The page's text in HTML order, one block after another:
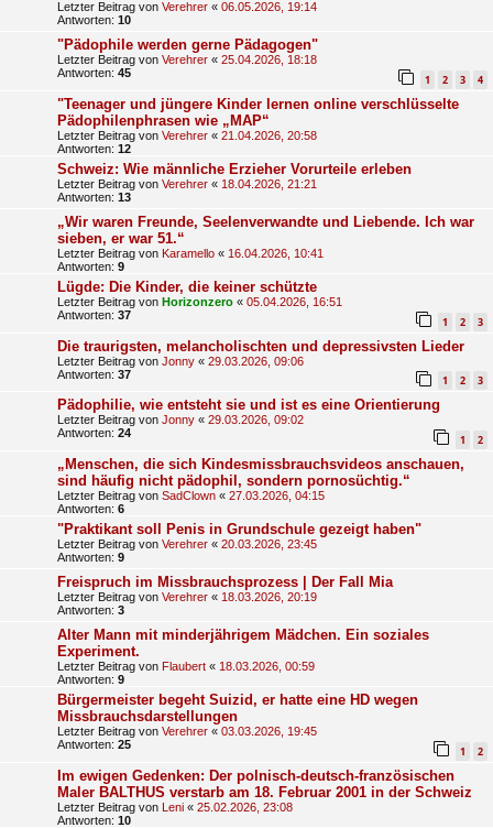
Letzter Beitrag von Verehrer « 06.05.2026, 19:14
Antworten: 10
"Pädophile werden gerne Pädagogen"
Letzter Beitrag von Verehrer « 25.04.2026, 18:18
Antworten: 45 1 2 3 4
"Teenager und jüngere Kinder lernen online verschlüsselte
Pädophilenphrasen wie „MAP“
Letzter Beitrag von Verehrer « 21.04.2026, 20:58
Antworten: 12
Schweiz: Wie männliche Erzieher Vorurteile erleben
Letzter Beitrag von Verehrer « 18.04.2026, 21:21
Antworten: 13
„Wir waren Freunde, Seelenverwandte und Liebende. Ich war
sieben, er war 51.“
Letzter Beitrag von Karamello « 16.04.2026, 10:41
Antworten: 9
Lügde: Die Kinder, die keiner schützte
Letzter Beitrag von Horizonzero « 05.04.2026, 16:51
Antworten: 37 1 2 3
Die traurigsten, melancholischten und depressivsten Lieder
Letzter Beitrag von Jonny « 29.03.2026, 09:06
Antworten: 37 1 2 3
Pädophilie, wie entsteht sie und ist es eine Orientierung
Letzter Beitrag von Jonny « 29.03.2026, 09:02
Antworten: 24 1 2
„Menschen, die sich Kindesmissbrauchsvideos anschauen,
sind häufig nicht pädophil, sondern pornosüchtig.“
Letzter Beitrag von SadClown « 27.03.2026, 04:15
Antworten: 6
"Praktikant soll Penis in Grundschule gezeigt haben"
Letzter Beitrag von Verehrer « 20.03.2026, 23:45
Antworten: 9
Freispruch im Missbrauchsprozess | Der Fall Mia
Letzter Beitrag von Verehrer « 18.03.2026, 20:19
Antworten: 3
Alter Mann mit minderjährigem Mädchen. Ein soziales
Experiment.
Letzter Beitrag von Flaubert « 18.03.2026, 00:59
Antworten: 9
Bürgermeister begeht Suizid, er hatte eine HD wegen
Missbrauchsdarstellungen
Letzter Beitrag von Verehrer « 03.03.2026, 19:45
Antworten: 25 1 2
Im ewigen Gedenken: Der polnisch-deutsch-französischen
Maler BALTHUS verstarb am 18. Februar 2001 in der Schweiz
Letzter Beitrag von Leni « 25.02.2026, 23:08
Antworten: 10